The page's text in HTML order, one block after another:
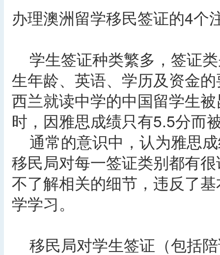
办理澳洲留学移民签证的4个
学生签证种类繁多，签证
生年龄、英语、学历及资金
西兰就读中学的中国留学生
时，因雅思成绩只有5.5分而
通常的意识中，认为雅思
移民局对每一签证类别都有
不了解相关的细节，违反了
学学习。
移民局对学生签证（包括